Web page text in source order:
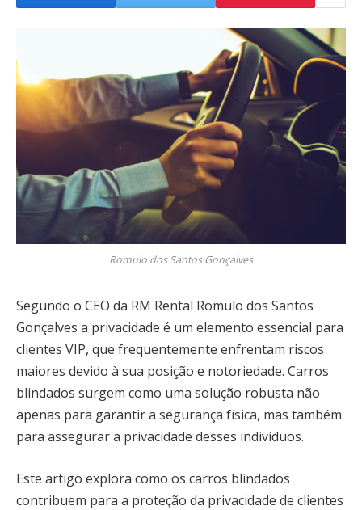
Romulo dos Santos Gonçalves
Segundo o CEO da RM Rental Romulo dos Santos
Gonçalves a privacidade é um elemento essencial para
clientes VIP, que frequentemente enfrentam riscos
maiores devido à sua posição e notoriedade. Carros
blindados surgem como uma solução robusta não
apenas para garantir a segurança física, mas também
para assegurar a privacidade desses indivíduos.
Este artigo explora como os carros blindados
contribuem para a proteção da privacidade de clientes